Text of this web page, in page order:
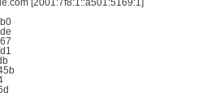
[2001:7f8:1::a501:5169:1]